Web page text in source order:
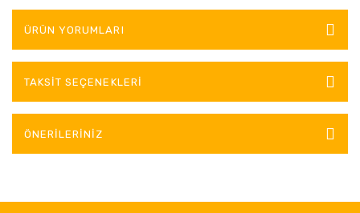
ÜRÜN YORUMLARI
TAKSIT SEÇENEKLERI
ÖNERILERINIZ